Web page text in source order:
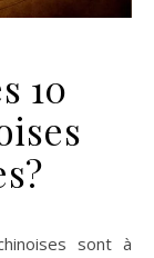
10